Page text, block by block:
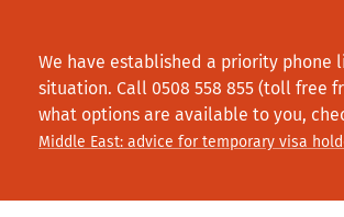
We have established a priority
situation. Call 0508 558 855 (toll free
what options are available to you,
Middle East: advice for temporary visa